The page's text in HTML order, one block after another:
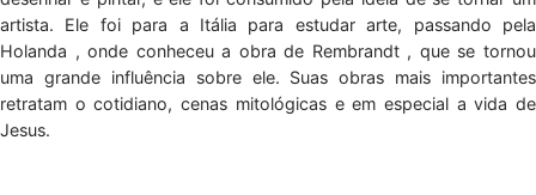
artista. Ele foi para a Itália para estudar arte, passando pela
Holanda , onde conheceu a obra de Rembrandt , que se tornou
uma grande influência sobre ele. Suas obras mais importantes
retratam o cotidiano, cenas mitológicas e em especial a vida de
Jesus.